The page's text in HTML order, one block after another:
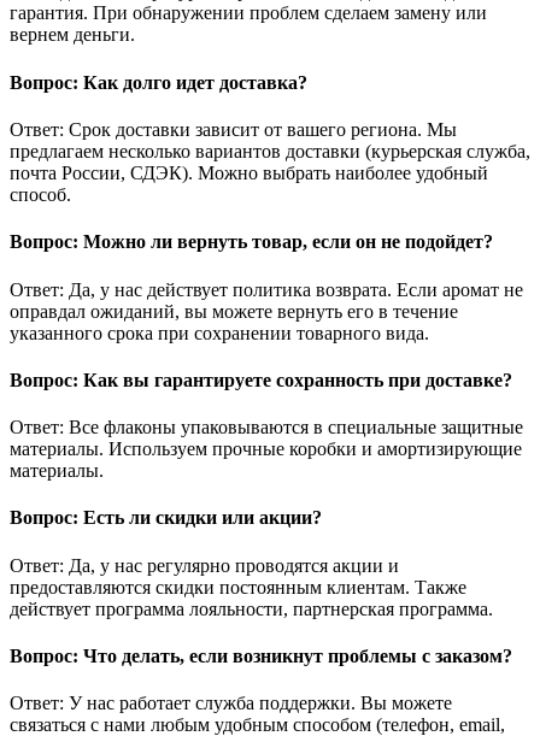
гарантия. При обнаружении проблем сделаем замену или
вернем деньги.
Вопрос: Как долго идет доставка?
Ответ: Срок доставки зависит от вашего региона. Мы
предлагаем несколько вариантов доставки (курьерская служба,
почта России, СДЭК). Можно выбрать наиболее удобный
способ.
Вопрос: Можно ли вернуть товар, если он не подойдет?
Ответ: Да, у нас действует политика возврата. Если аромат не
оправдал ожиданий, вы можете вернуть его в течение
указанного срока при сохранении товарного вида.
Вопрос: Как вы гарантируете сохранность при доставке?
Ответ: Все флаконы упаковываются в специальные защитные
материалы. Используем прочные коробки и амортизирующие
материалы.
Вопрос: Есть ли скидки или акции?
Ответ: Да, у нас регулярно проводятся акции и
предоставляются скидки постоянным клиентам. Также
действует программа лояльности, партнерская программа.
Вопрос: Что делать, если возникнут проблемы с заказом?
Ответ: У нас работает служба поддержки. Вы можете
связаться с нами любым удобным способом (телефон, email,